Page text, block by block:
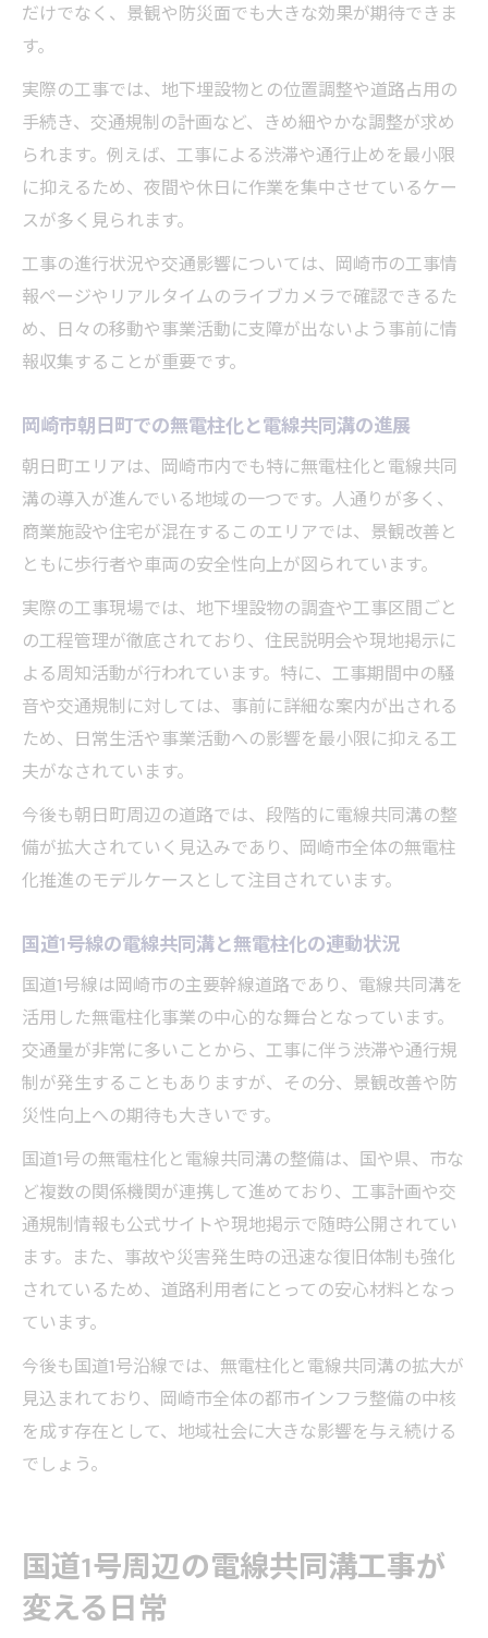
だけでなく、景観や防災面でも大きな効果が期待できま
す。
実際の工事では、地下埋設物との位置調整や道路占用の
手続き、交通規制の計画など、きめ細やかな調整が求め
られます。例えば、工事による渋滞や通行止めを最小限
に抑えるため、夜間や休日に作業を集中させているケー
スが多く見られます。
工事の進行状況や交通影響については、岡崎市の工事情
報ページやリアルタイムのライブカメラで確認できるた
め、日々の移動や事業活動に支障が出ないよう事前に情
報収集することが重要です。
岡崎市朝日町での無電柱化と電線共同溝の進展
朝日町エリアは、岡崎市内でも特に無電柱化と電線共同
溝の導入が進んでいる地域の一つです。人通りが多く、
商業施設や住宅が混在するこのエリアでは、景観改善と
ともに歩行者や車両の安全性向上が図られています。
実際の工事現場では、地下埋設物の調査や工事区間ごと
の工程管理が徹底されており、住民説明会や現地掲示に
よる周知活動が行われています。特に、工事期間中の騒
音や交通規制に対しては、事前に詳細な案内が出される
ため、日常生活や事業活動への影響を最小限に抑える工
夫がなされています。
今後も朝日町周辺の道路では、段階的に電線共同溝の整
備が拡大されていく見込みであり、岡崎市全体の無電柱
化推進のモデルケースとして注目されています。
国道1号線の電線共同溝と無電柱化の連動状況
国道1号線は岡崎市の主要幹線道路であり、電線共同溝を
活用した無電柱化事業の中心的な舞台となっています。
交通量が非常に多いことから、工事に伴う渋滞や通行規
制が発生することもありますが、その分、景観改善や防
災性向上への期待も大きいです。
国道1号の無電柱化と電線共同溝の整備は、国や県、市な
ど複数の関係機関が連携して進めており、工事計画や交
通規制情報も公式サイトや現地掲示で随時公開されてい
ます。また、事故や災害発生時の迅速な復旧体制も強化
されているため、道路利用者にとっての安心材料となっ
ています。
今後も国道1号沿線では、無電柱化と電線共同溝の拡大が
見込まれており、岡崎市全体の都市インフラ整備の中核
を成す存在として、地域社会に大きな影響を与え続ける
でしょう。
国道1号周辺の電線共同溝工事が
変える日常